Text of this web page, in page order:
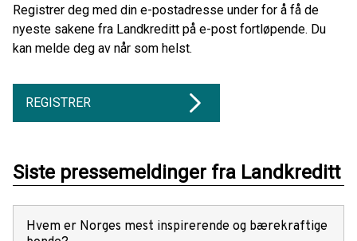
Registrer deg med din e-postadresse under for å få de
nyeste sakene fra Landkreditt på e-post fortløpende. Du
kan melde deg av når som helst.
REGISTRER
Siste pressemeldinger fra Landkreditt
Hvem er Norges mest inspirerende og bærekraftige